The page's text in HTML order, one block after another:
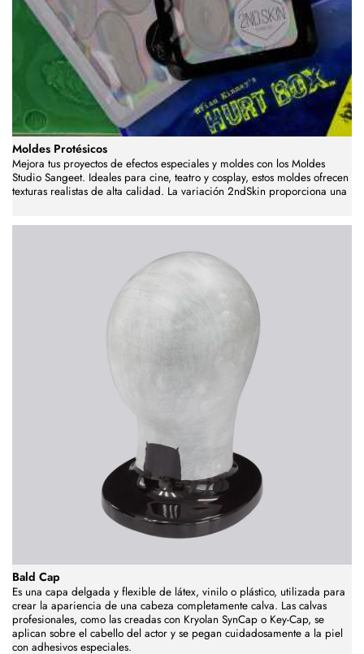
Moldes Protésicos
Mejora tus proyectos de efectos especiales y moldes con los Moldes
Studio Sangeet. Ideales para cine, teatro y cosplay, estos moldes ofrecen
texturas realistas de alta calidad. La variación 2ndSkin proporciona una
Bald Cap
Es una capa delgada y flexible de látex, vinilo o plástico, utilizada para
crear la apariencia de una cabeza completamente calva. Las calvas
profesionales, como las creadas con Kryolan SynCap o Key-Cap, se
aplican sobre el cabello del actor y se pegan cuidadosamente a la piel
con adhesivos especiales.